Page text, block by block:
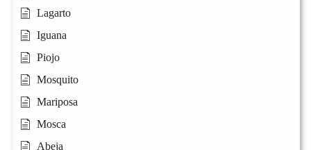
Lagarto
Iguana
Piojo
Mosquito
Mariposa
Mosca
Abeja